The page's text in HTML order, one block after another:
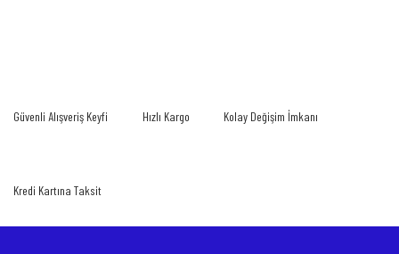
Ürün açıklamasında eksik bilgiler bulunuyor.
Güvenli Alışveriş Keyfi Hızlı Kargo Kolay Değişim İmkanı
Kredi Kartına Taksit